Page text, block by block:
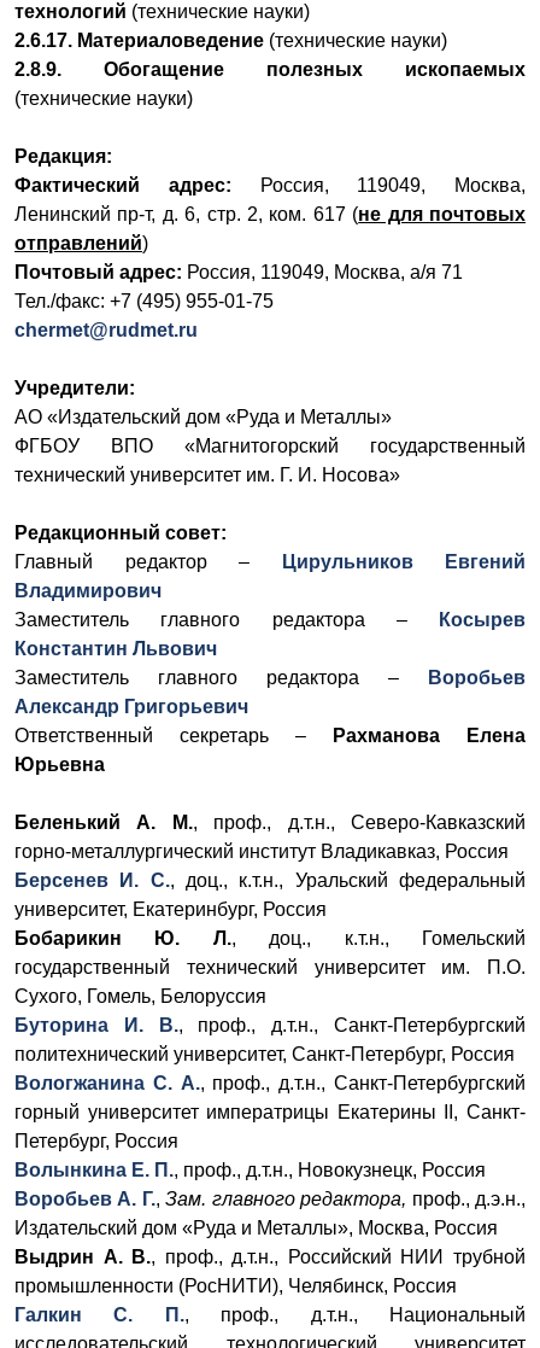
технологий (технические науки)
2.6.17. Материаловедение (технические науки)
2.8.9. Обогащение полезных ископаемых
(технические науки)
Редакция:
Фактический адрес: Россия, 119049, Москва,
Ленинский пр-т, д. 6, стр. 2, ком. 617 (не для почтовых
отправлений)
Почтовый адрес: Россия, 119049, Москва, а/я 71
Тел./факс: +7 (495) 955-01-75
chermet@rudmet.ru
Учредители:
АО «Издательский дом «Руда и Металлы»
ФГБОУ ВПО «Магнитогорский государственный
технический университет им. Г. И. Носова»
Редакционный совет:
Главный редактор –
Цирульников Евгений
Владимирович
Заместитель главного редактора –
Косырев
Константин Львович
Заместитель главного редактора –
Воробьев
Александр Григорьевич
Ответственный секретарь –
Рахманова Елена
Юрьевна
Беленький А. М., проф., д.т.н., Северо-Кавказский
горно-металлургический институт Владикавказ, Россия
Берсенев И. С., доц., к.т.н., Уральский федеральный
университет, Екатеринбург, Россия
Бобарикин Ю. Л., доц., к.т.н., Гомельский
государственный технический университет им. П.О.
Сухого, Гомель, Белоруссия
Буторина И. В., проф., д.т.н., Санкт-Петербургский
политехнический университет, Санкт-Петербург, Россия
Вологжанина С. А., проф., д.т.н., Санкт-Петербургский
горный университет императрицы Екатерины II, Санкт-
Петербург, Россия
Волынкина Е. П., проф., д.т.н., Новокузнецк, Россия
Воробьев А. Г., Зам. главного редактора, проф., д.э.н.,
Издательский дом «Руда и Металлы», Москва, Россия
Выдрин А. В., проф., д.т.н., Российский НИИ трубной
промышленности (РосНИТИ), Челябинск, Россия
Галкин С. П., проф., д.т.н., Национальный
исследовательский технологический университет